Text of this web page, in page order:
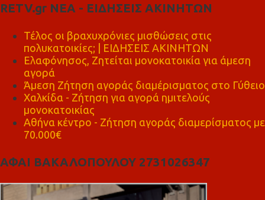
RETV.gr ΝΕΑ - ΕΙΔΗΣΕΙΣ ΑΚΙΝΗΤΩΝ
Τέλος οι βραχυχρόνιες μισθώσεις στις
πολυκατοικίες; | ΕΙΔΗΣΕΙΣ ΑΚΙΝΗΤΩΝ
Ελαφόνησος, Ζητείται μονοκατοικία για άμεση
αγορά
Άμεση Ζήτηση αγοράς διαμέρισματος στο Γύθειο
Χαλκίδα - Ζήτηση για αγορά ημιτελούς
μονοκατοικίας
Αθήνα κέντρο - Ζήτηση αγοράς διαμερίσματος με
70.000€
ΑΦΑΙ ΒΑΚΑΛΟΠΟΥΛΟΥ 2731026347